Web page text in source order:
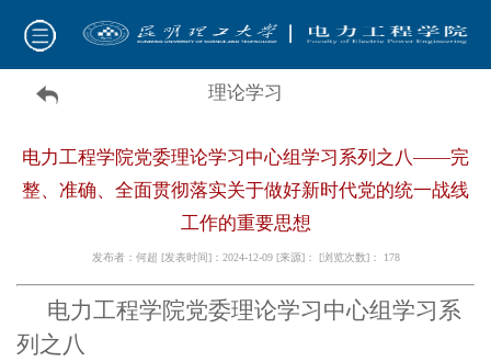
理论学习
电力工程学院党委理论学习中心组学习系列之八——完
整、准确、全面贯彻落实关于做好新时代党的统一战线
工作的重要思想
发布者：何超 [发表时间]：2024-12-09 [来源]： [浏览次数]： 178
电力工程学院党委理论学习中心组学习系
列之八